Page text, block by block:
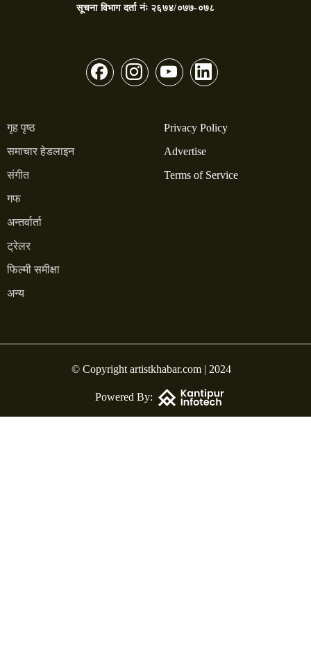
सूचना विभाग दर्ता नंः २६७४/०७७-०७८
गृह पृष्ठ
समाचार हेडलाइन
संगीत
गफ
अन्तर्वार्ता
ट्रेलर
फिल्मी समीक्षा
अन्य
Privacy Policy
Advertise
Terms of Service
© Copyright artistkhabar.com | 2024
Powered By: